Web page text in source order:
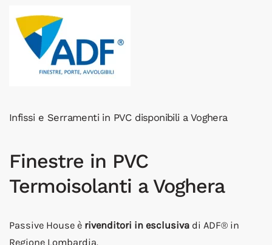
Infissi e Serramenti in PVC disponibili a Voghera
Finestre in PVC
Termoisolanti a Voghera
Passive House è rivenditori in esclusiva di ADF® in
Regione Lombardia.